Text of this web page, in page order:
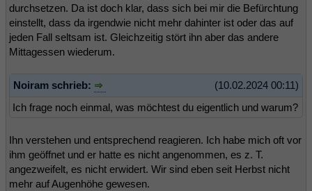
durchsetzen. Da ist doch klar, dass sich bei mir die Befürchtung
einstellt, dass da irgendwie nicht mehr dahinter ist oder das auf
jeden Fall seltsam ist. Gleichzeitig stört ihn aber das andere
Mittagessen wiederum.
(10.02.2024 00:11)
Noiram schrieb:
Ich frage noch einmal, was möchtest du eigentlich und warum?
Ihn verstehen und entsprechend reagieren. Ich habe mich oft vor
ihm geöffnet und er hatte es nicht angenommen, es z. T.
angezweifelt, es nicht erwidert. Wir sind eben seit Herbst nicht
mehr auf Augenhöhe gewesen.